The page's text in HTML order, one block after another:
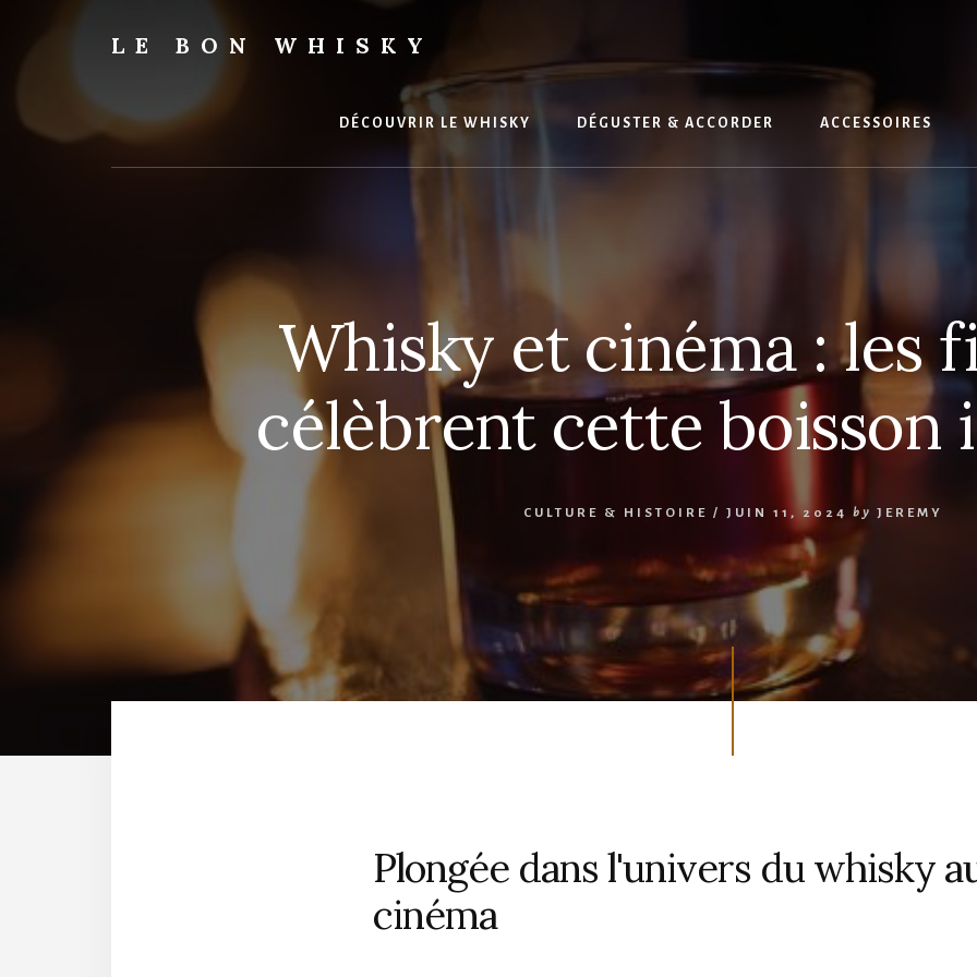
LE BON WHISKY
DÉCOUVRIR LE WHISKY DÉGUSTER & ACCORDER ACCESSOIRES
Whisky et cinéma : les
célèbrent cette boisson
CULTURE & HISTOIRE / JUIN 11, 2024 by JEREMY
Plongée dans l'univers du whisky
cinéma